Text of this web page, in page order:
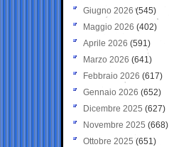
Giugno 2026 (545)
Maggio 2026 (402)
Aprile 2026 (591)
Marzo 2026 (641)
Febbraio 2026 (617)
Gennaio 2026 (652)
Dicembre 2025 (627)
Novembre 2025 (668)
Ottobre 2025 (651)